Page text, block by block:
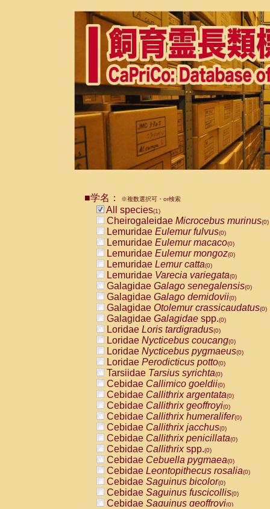
■学名： ※複数選択可・or検索
All species(1)
Cheirogaleidae Microcebus murinus(0)
Lemuridae Eulemur fulvus(0)
Lemuridae Eulemur macaco(0)
Lemuridae Eulemur mongoz(0)
Lemuridae Lemur catta(0)
Lemuridae Varecia variegata(0)
Galagidae Galago senegalensis(0)
Galagidae Galago demidovii(0)
Galagidae Otolemur crassicaudatus(0)
Galagidae Galagidae spp.(0)
Loridae Loris tardigradus(0)
Loridae Nycticebus coucang(0)
Loridae Nycticebus pygmaeus(0)
Loridae Perodicticus potto(0)
Tarsiidae Tarsius syrichta(0)
Cebidae Callimico goeldii(0)
Cebidae Callithrix argentata(0)
Cebidae Callithrix geoffroyi(0)
Cebidae Callithrix humeralifer(0)
Cebidae Callithrix jacchus(0)
Cebidae Callithrix penicillata(0)
Cebidae Callithrixspp.(0)
Cebidae Cebuella pygmaea(0)
Cebidae Leontopithecus rosalia(0)
Cebidae Saguinus bicolor(0)
Cebidae Saguinus fuscicollis(0)
Cebidae Saguinus geoffroyi(0)